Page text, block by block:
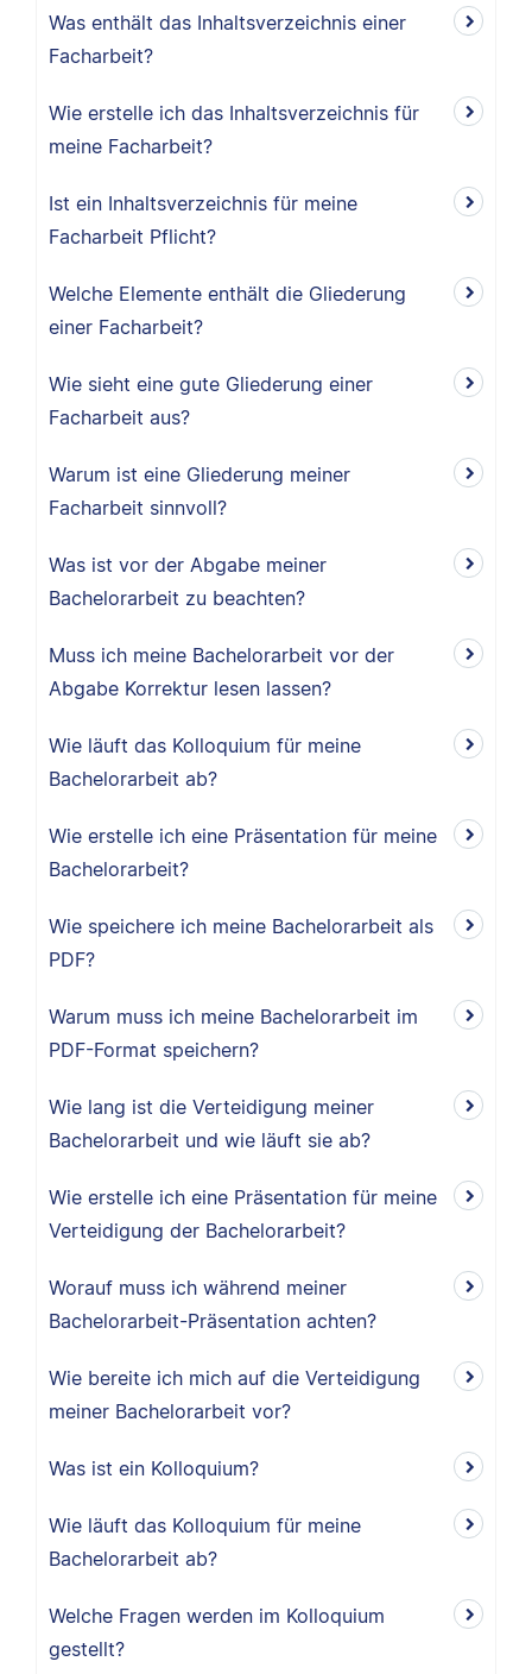
Was enthält das Inhaltsverzeichnis einer
Facharbeit?
Wie erstelle ich das Inhaltsverzeichnis für
meine Facharbeit?
Ist ein Inhaltsverzeichnis für meine
Facharbeit Pflicht?
Welche Elemente enthält die Gliederung
einer Facharbeit?
Wie sieht eine gute Gliederung einer
Facharbeit aus?
Warum ist eine Gliederung meiner
Facharbeit sinnvoll?
Was ist vor der Abgabe meiner
Bachelorarbeit zu beachten?
Muss ich meine Bachelorarbeit vor der
Abgabe Korrektur lesen lassen?
Wie läuft das Kolloquium für meine
Bachelorarbeit ab?
Wie erstelle ich eine Präsentation für meine
Bachelorarbeit?
Wie speichere ich meine Bachelorarbeit als
PDF?
Warum muss ich meine Bachelorarbeit im
PDF-Format speichern?
Wie lang ist die Verteidigung meiner
Bachelorarbeit und wie läuft sie ab?
Wie erstelle ich eine Präsentation für meine
Verteidigung der Bachelorarbeit?
Worauf muss ich während meiner
Bachelorarbeit-Präsentation achten?
Wie bereite ich mich auf die Verteidigung
meiner Bachelorarbeit vor?
Was ist ein Kolloquium?
Wie läuft das Kolloquium für meine
Bachelorarbeit ab?
Welche Fragen werden im Kolloquium
gestellt?